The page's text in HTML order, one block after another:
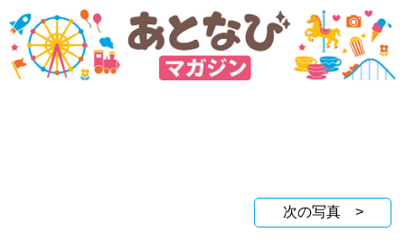
次の写真 >